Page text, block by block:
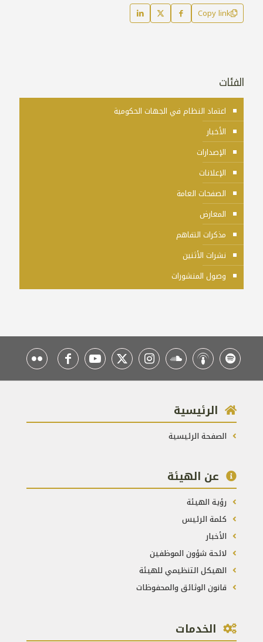
Copy link
الفئات
اعتماد النظام في الجهات الحكومية
الأخبار
الإصدارات
الإعلانات
الصفحات العامة
المعارض
مذكرات التفاهم
نشرات الأثنين
وصول المنشورات
الرئيسية
الصفحة الرئيسية
عن الهيئة
رؤية الهيئة
كلمة الرئيس
الأخبار
لائحة شؤون الموظفين
الهيكل التنظيمي للهيئة
قانون الوثائق والمحفوظات
الخدمات